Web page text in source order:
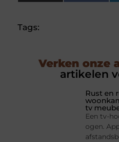
(Twitter)
Tags:
Verken onze
artikelen
Rust en
tv
Een tv-
ogen.